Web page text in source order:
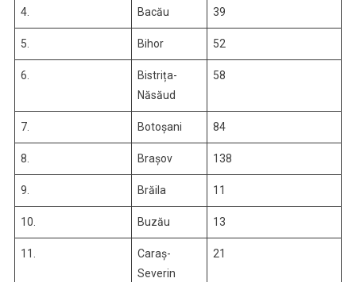
4. Bacău 39
5. Bihor 52
6.
Bistrița-
Năsăud
58
7. Botoșani 84
8. Brașov 138
9. Brăila 11
10. Buzău 13
11.
Caraș-
Severin
21